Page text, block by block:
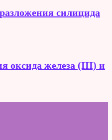
силицида
оксида железа (III) и